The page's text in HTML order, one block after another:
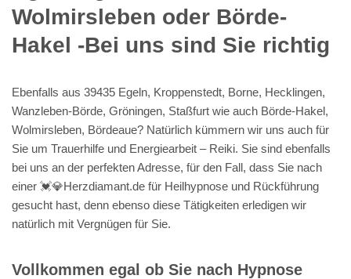
Wolmirsleben oder Börde-
Hakel -Bei uns sind Sie richtig
Ebenfalls aus 39435 Egeln, Kroppenstedt, Borne, Hecklingen,
Wanzleben-Börde, Gröningen, Staßfurt wie auch Börde-Hakel,
Wolmirsleben, Bördeaue? Natürlich kümmern wir uns auch für
Sie um Trauerhilfe und Energiearbeit – Reiki. Sie sind ebenfalls
bei uns an der perfekten Adresse, für den Fall, dass Sie nach
einer 💓️💎Herzdiamant.de für Heilhypnose und Rückführung
gesucht hast, denn ebenso diese Tätigkeiten erledigen wir
natürlich mit Vergnügen für Sie.
Vollkommen egal ob Sie nach Hypnose